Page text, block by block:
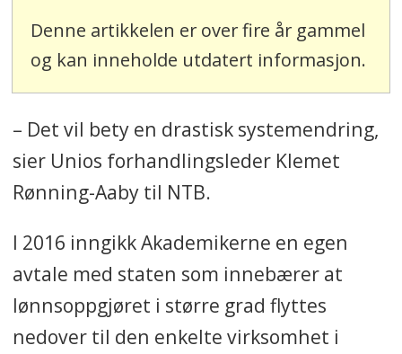
Denne artikkelen er over fire år gammel
og kan inneholde utdatert informasjon.
– Det vil bety en drastisk systemendring,
sier Unios forhandlingsleder Klemet
Rønning-Aaby til NTB.
I 2016 inngikk Akademikerne en egen
avtale med staten som innebærer at
lønnsoppgjøret i større grad flyttes
nedover til den enkelte virksomhet i